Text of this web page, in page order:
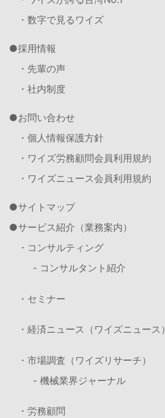
・数字で見るワイズ
採用情報
・先輩の声
・社内制度
お問い合わせ
・個人情報保護方針
・ワイズ労務顧問会員利用規約
・ワイズニュース会員利用規約
サイトマップ
サービス紹介（業務案内）
・コンサルティング
- コンサルタント紹介
・セミナー
・経済ニュース（ワイズニュース）
・市場調査（ワイズリサーチ）
- 機械業界ジャーナル
・労務顧問